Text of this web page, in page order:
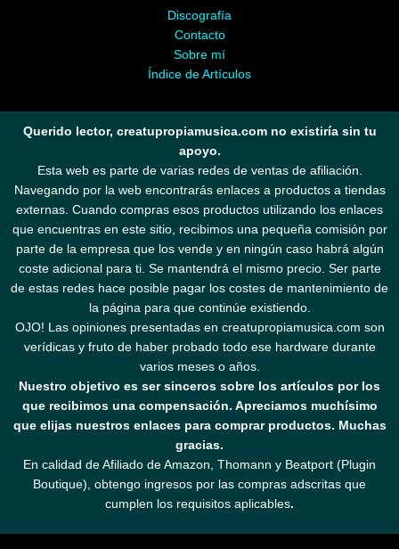
Discografía
Contacto
Sobre mí
Índice de Artículos
Querido lector, creatupropiamusica.com no existiría sin tu
apoyo.
Esta web es parte de varias redes de ventas de afiliación.
Navegando por la web encontrarás enlaces a productos a tiendas
externas. Cuando compras esos productos utilizando los enlaces
que encuentras en este sitio, recibimos una pequeña comisión por
parte de la empresa que los vende y en ningún caso habrá algún
coste adicional para ti. Se mantendrá el mismo precio. Ser parte
de estas redes hace posible pagar los costes de mantenimiento de
la página para que continúe existiendo.
OJO! Las opiniones presentadas en creatupropiamusica.com son
verídicas y fruto de haber probado todo ese hardware durante
varios meses o años.
Nuestro objetivo es ser sinceros sobre los artículos por los
que recibimos una compensación. Apreciamos muchísimo
que elijas nuestros enlaces para comprar productos. Muchas
gracias.
En calidad de Afiliado de Amazon, Thomann y Beatport (Plugin
Boutique), obtengo ingresos por las compras adscritas que
cumplen los requisitos aplicables.